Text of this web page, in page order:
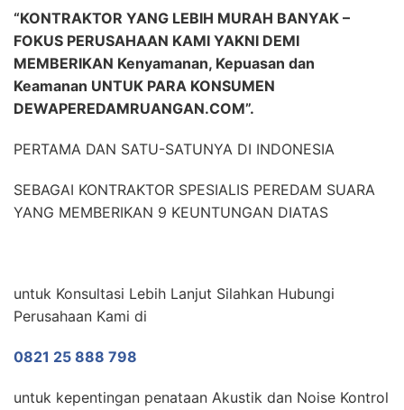
“KONTRAKTOR YANG LEBIH MURAH BANYAK –
FOKUS PERUSAHAAN KAMI YAKNI DEMI
MEMBERIKAN Kenyamanan, Kepuasan dan
Keamanan UNTUK PARA KONSUMEN
DEWAPEREDAMRUANGAN.COM”.
PERTAMA DAN SATU-SATUNYA DI INDONESIA
SEBAGAI KONTRAKTOR SPESIALIS PEREDAM SUARA
YANG MEMBERIKAN 9 KEUNTUNGAN DIATAS
untuk Konsultasi Lebih Lanjut Silahkan Hubungi
Perusahaan Kami di
0821 25 888 798
untuk kepentingan penataan Akustik dan Noise Kontrol